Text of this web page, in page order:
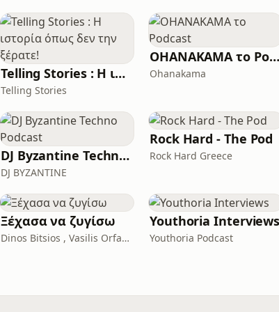
Telling Stories : Η ιστορία όπως δεν την ξέρατε!
Telling Stories
OHANAKAMA το Podcast
Ohanakama
DJ Byzantine Techno Podcast
DJ BYZANTINE
Rock Hard - The Pod
Rock Hard Greece
Ξέχασα να ζυγίσω
Dinos Bitsios , Vasilis Orfanidis
Youthoria
Youthoria Podcast